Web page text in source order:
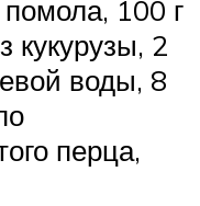
помола, 100 г
кукурузы, 2
воды, 8
перца,